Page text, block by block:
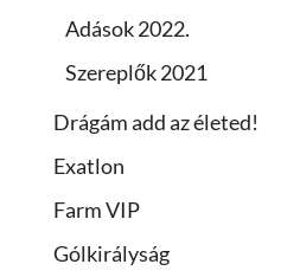
Adások 2022.
Szereplők 2021
Drágám add az életed!
Exatlon
Farm VIP
Gólkirályság